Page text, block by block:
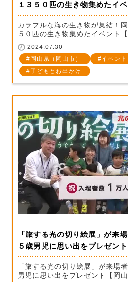
１３５０匹の生き物集めたイベ
カラフルな海の生き物が集結！
５０匹の生き物集めたイベント【
2024.07.30
岡山県（岡山市）
イベント
子どもとお出かけ
「旅する光の切り絵展」が来
５歳男児に思い出をプレゼント
「旅する光の切り絵展」が来
男児に思い出をプレゼント【岡山